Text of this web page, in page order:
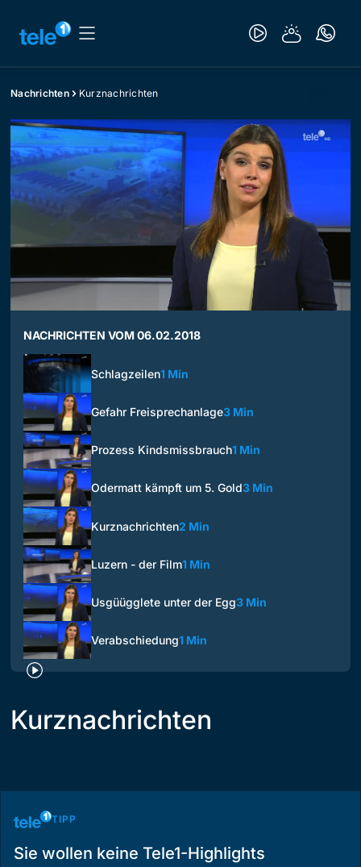
Nachrichten Kurznachrichten
NACHRICHTEN VOM 06.02.2018
Schlagzeilen1 Min
Gefahr Freisprechanlage3 Min
Prozess Kindsmissbrauch1 Min
Odermatt kämpft um 5. Gold3 Min
Kurznachrichten2 Min
Luzern - der Film1 Min
Usgüügglete unter der Egg3 Min
Verabschiedung1 Min
Kurznachrichten
TIPP
Sie wollen keine Tele1-Highlights